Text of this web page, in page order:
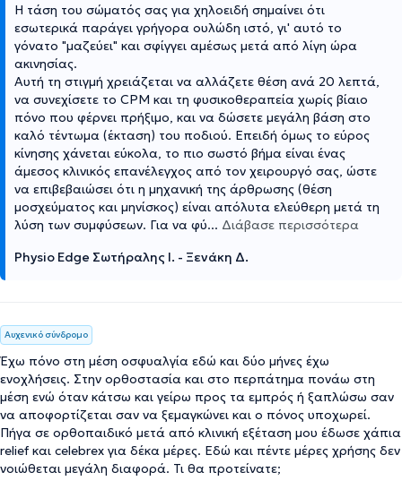
Η τάση του σώματός σας για χηλοειδή σημαίνει ότι
εσωτερικά παράγει γρήγορα ουλώδη ιστό, γι' αυτό το
γόνατο "μαζεύει" και σφίγγει αμέσως μετά από λίγη ώρα
ακινησίας.
Αυτή τη στιγμή χρειάζεται να αλλάζετε θέση ανά 20 λεπτά,
να συνεχίσετε το CPM και τη φυσικοθεραπεία χωρίς βίαιο
πόνο που φέρνει πρήξιμο, και να δώσετε μεγάλη βάση στο
καλό τέντωμα (έκταση) του ποδιού. Επειδή όμως το εύρος
κίνησης χάνεται εύκολα, το πιο σωστό βήμα είναι ένας
άμεσος κλινικός επανέλεγχος από τον χειρουργό σας, ώστε
να επιβεβαιώσει ότι η μηχανική της άρθρωσης (θέση
μοσχεύματος και μηνίσκος) είναι απόλυτα ελεύθερη μετά τη
λύση των συμφύσεων. Για να φύ... Διάβασε περισσότερα
Physio Edge Σωτήραλης Ι. - Ξενάκη Δ.
Αυχενικό σύνδρομο
Έχω πόνο στη μέση οσφυαλγία εδώ και δύο μήνες έχω
ενοχλήσεις. Στην ορθοστασία και στο περπάτημα πονάω στη
μέση ενώ όταν κάτσω και γείρω προς τα εμπρός ή ξαπλώσω σαν
να αποφορτίζεται σαν να ξεμαγκώνει και ο πόνος υποχωρεί.
Πήγα σε ορθοπαιδικό μετά από κλινική εξέταση μου έδωσε χάπια
relief και celebrex για δέκα μέρες. Εδώ και πέντε μέρες χρήσης δεν
νοιώθεται μεγάλη διαφορά. Τι θα προτείνατε;